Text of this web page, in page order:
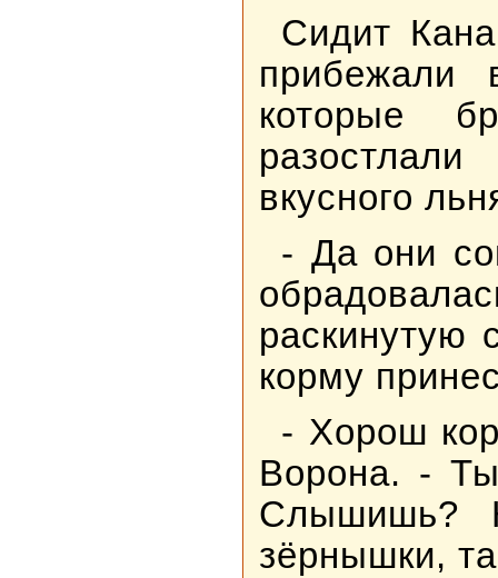
Сидит
прибежали
которые
вкусного
- Да они
раскинутую
корму
- Хорош
Ворона. -
Слышишь?
зёрнышки,